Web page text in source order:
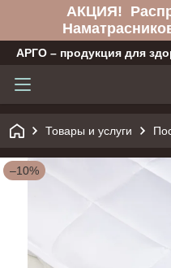
АКЦИЯ!
АРГО – продукция для
Товары и услуги
–10%